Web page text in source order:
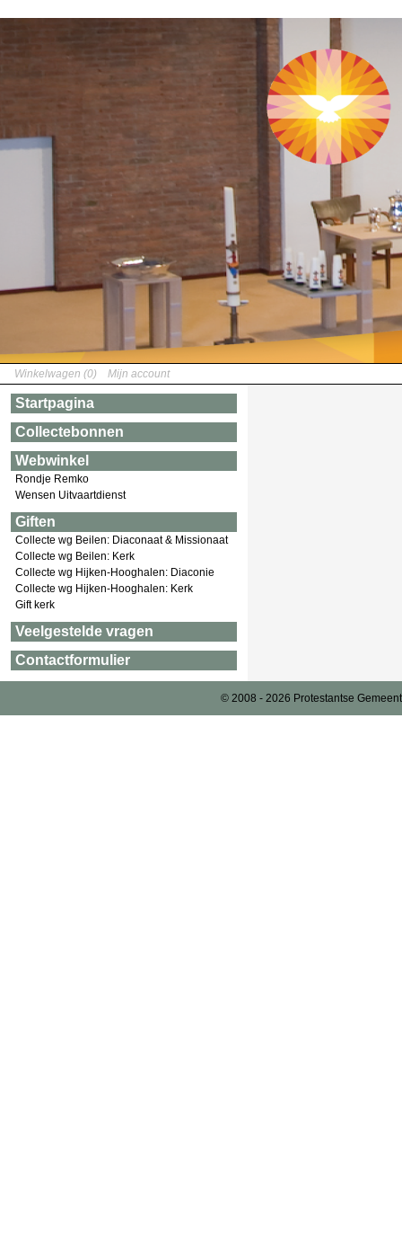
Winkelwagen (0) Mijn account
Startpagina
Collectebonnen
Webwinkel
Rondje Remko
Wensen Uitvaartdienst
Giften
Collecte wg Beilen: Diaconaat & Missionaat
Collecte wg Beilen: Kerk
Collecte wg Hijken-Hooghalen: Diaconie
Collecte wg Hijken-Hooghalen: Kerk
Gift kerk
Veelgestelde vragen
Contactformulier
© 2008 - 2026 Protestantse